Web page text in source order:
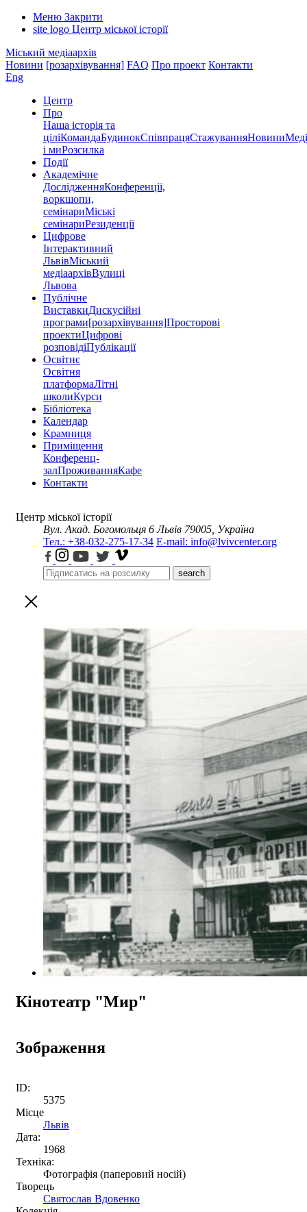
Меню Закрити
site logo Центр міської історії
Міський медіаархів
Новини [розархівування] FAQ Про проект Контакти
Eng
Центр
Про
Наша історія та
ціліКомандаБудинокСпівпрацяСтажуванняНовини
і миРозсилка
Події
Академічне
ДослідженняКонференції,
воркшопи,
семінариМіські
семінариРезиденції
Цифрове
Інтерактивний
ЛьвівМіський
медіаархівВулиці
Львова
Публічне
ВиставкиДискусійні
програми[розархівування]Просторові
проектиЦифрові
розповідіПублікації
Освітнє
Освітня
платформаЛітні
школиКурси
Бібліотека
Календар
Крамниця
Приміщення
Конференц-
залПроживанняКафе
Контакти
Центр міської історії
Вул. Акад. Богомольця 6 Львів 79005, Україна
Тел.: +38-032-275-17-34 E-mail: info@lvivcenter.org
search
Кінотеатр "Мир"
Зображення
ID:
5375
Місце
Львів
Дата:
1968
Техніка:
Фотографія (паперовий носій)
Творець
Святослав Вдовенко